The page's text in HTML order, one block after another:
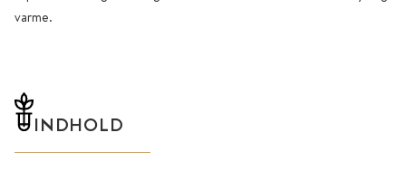
varme.
INDHOLD